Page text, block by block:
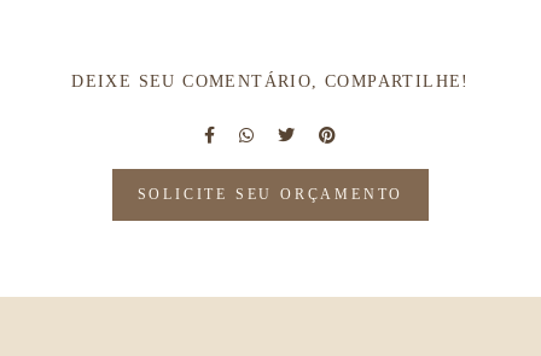
DEIXE SEU COMENTÁRIO, COMPARTILHE!
SOLICITE SEU ORÇAMENTO